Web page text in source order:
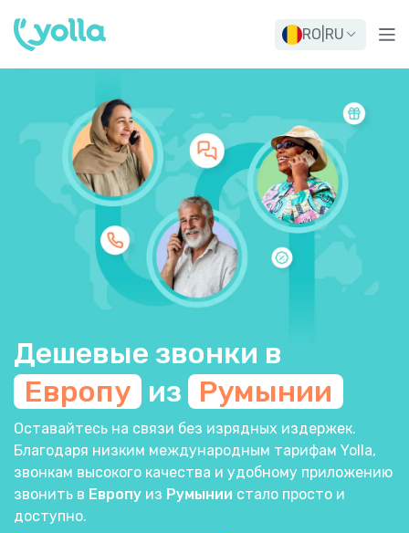
RO RU
Дешевые звонки в
Европу из Румынии
Оставайтесь на связи без изрядных издержек.
Благодаря низким международным тарифам Yolla,
звонкам высокого качества и удобному приложению
звонить в Европу из Румынии стало просто и
доступно.